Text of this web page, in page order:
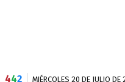
442 MIÉRCOLES 20 DE JULIO DE